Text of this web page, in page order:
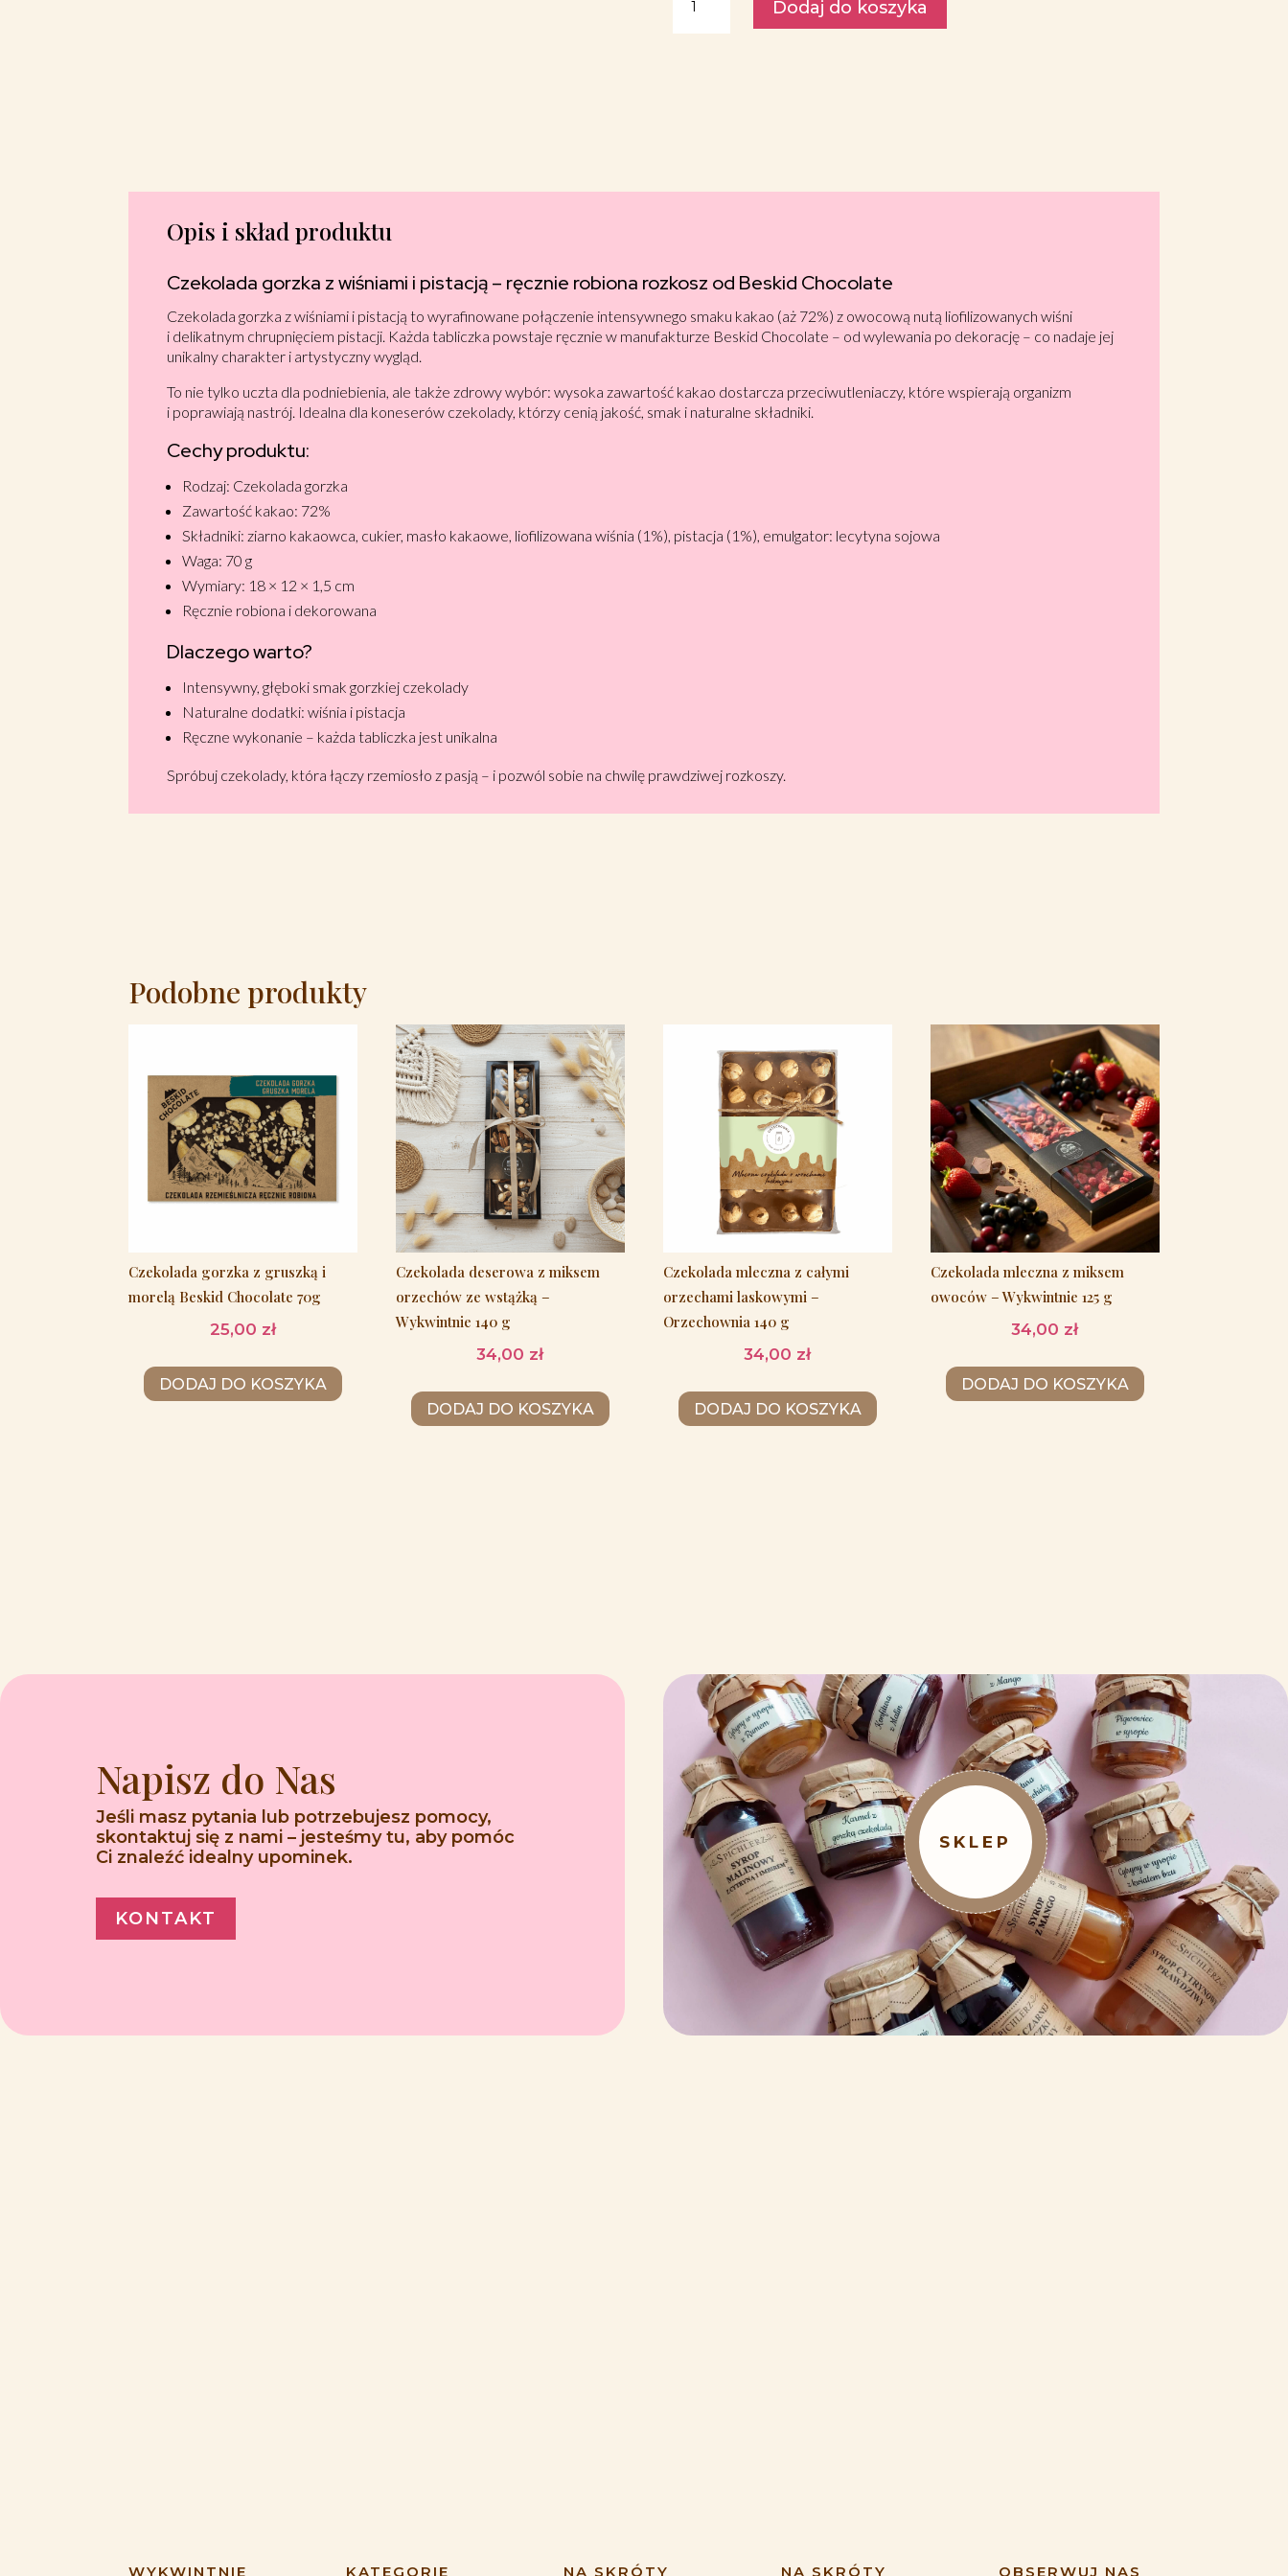
Czekolada
gorzka
Dodaj do koszyka
Opis i skład produktu
Czekolada gorzka z wiśniami i pistacją – ręcznie robiona rozkosz od Beskid Chocolate
Czekolada gorzka z wiśniami i pistacją to wyrafinowane połączenie intensywnego smaku kakao (aż 72%) z owocową nutą liofilizowanych wiśni
i delikatnym chrupnięciem pistacji. Każda tabliczka powstaje ręcznie w manufakturze Beskid Chocolate – od wylewania po dekorację – co nadaje jej
unikalny charakter i artystyczny wygląd.
To nie tylko uczta dla podniebienia, ale także zdrowy wybór: wysoka zawartość kakao dostarcza przeciwutleniaczy, które wspierają organizm
i poprawiają nastrój. Idealna dla koneserów czekolady, którzy cenią jakość, smak i naturalne składniki.
Cechy produktu:
Rodzaj: Czekolada gorzka
Zawartość kakao: 72%
Składniki: ziarno kakaowca, cukier, masło kakaowe, liofilizowana wiśnia (1%), pistacja (1%), emulgator: lecytyna sojowa
Waga: 70 g
Wymiary: 18 × 12 × 1,5 cm
Ręcznie robiona i dekorowana
Dlaczego warto?
Intensywny, głęboki smak gorzkiej czekolady
Naturalne dodatki: wiśnia i pistacja
Ręczne wykonanie – każda tabliczka jest unikalna
Spróbuj czekolady, która łączy rzemiosło z pasją – i pozwól sobie na chwilę prawdziwej rozkoszy.
Podobne produkty
Czekolada gorzka z gruszką i
morelą Beskid Chocolate 70g
25,00 zł
DODAJ DO KOSZYKA
Czekolada deserowa z miksem
orzechów ze wstążką –
Wykwintnie 140 g
34,00 zł
DODAJ DO KOSZYKA
Czekolada mleczna z całymi
orzechami laskowymi –
Orzechownia 140 g
34,00 zł
DODAJ DO KOSZYKA
Czekolada mleczna z miksem
owoców – Wykwintnie 125 g
34,00 zł
DODAJ DO KOSZYKA
Napisz do Nas
Jeśli masz pytania lub potrzebujesz pomocy,
skontaktuj się z nami – jesteśmy tu, aby pomóc
Ci znaleźć idealny upominek.
KONTAKT
SKLEP
WYKWINTNIE KATEGORIE NA SKRÓTY NA SKRÓTY OBSERWUJ NAS